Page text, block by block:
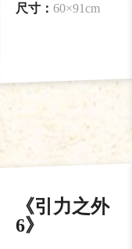
尺寸：60×91cm
《引力之外
6》